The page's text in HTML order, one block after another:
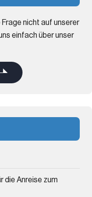
nicht auf unserer
einfach über unser
die Anreise zum